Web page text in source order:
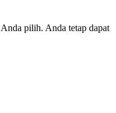
pilih. Anda tetap dapat